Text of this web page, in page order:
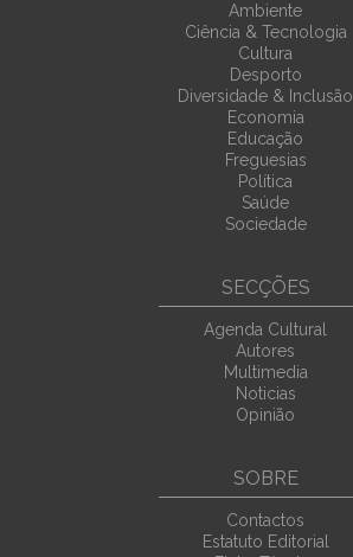
Ambiente
Ciência & Tecnologia
Cultura
Desporto
Diversidade & Inclusão
Economia
Educação
Freguesias
Política
Saúde
Sociedade
SECÇÕES
Agenda Cultural
Autores
Multimedia
Noticias
Opinião
SOBRE
Contactos
Estatuto Editorial